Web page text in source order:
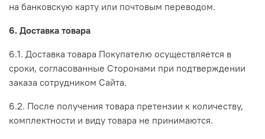
на банковскую карту или почтовым переводом.
6. Доставка товара
6.1. Доставка товара Покупателю осуществляется в
сроки, согласованные Сторонами при подтверждении
заказа сотрудником Сайта.
6.2. После получения товара претензии к количеству,
комплектности и виду товара не принимаются.